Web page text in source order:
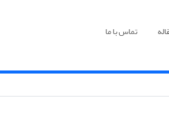
تماس با ما